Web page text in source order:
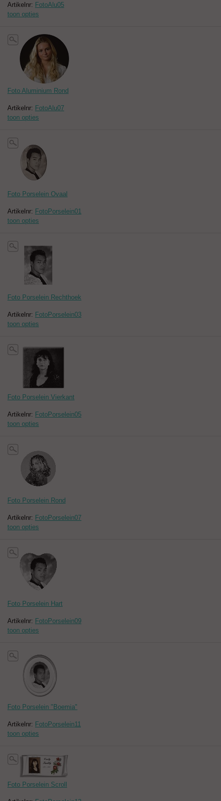
Artikelnr: FotoAlu05
toon opties
Foto Aluminium Rond
Artikelnr: FotoAlu07
toon opties
Foto Porselein Ovaal
Artikelnr: FotoPorselein01
toon opties
Foto Porselein Rechthoek
Artikelnr: FotoPorselein03
toon opties
Foto Porselein Vierkant
Artikelnr: FotoPorselein05
toon opties
Foto Porselein Rond
Artikelnr: FotoPorselein07
toon opties
Foto Porselein Hart
Artikelnr: FotoPorselein09
toon opties
Foto Porselein "Boemia"
Artikelnr: FotoPorselein11
toon opties
Foto Porselein Scroll